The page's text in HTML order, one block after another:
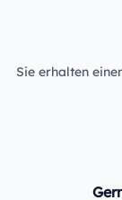
Sie erhalten